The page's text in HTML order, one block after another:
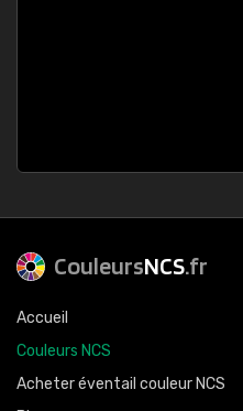
CouleursNCS.fr
Accueil
Couleurs NCS
Acheter éventail couleur NCS